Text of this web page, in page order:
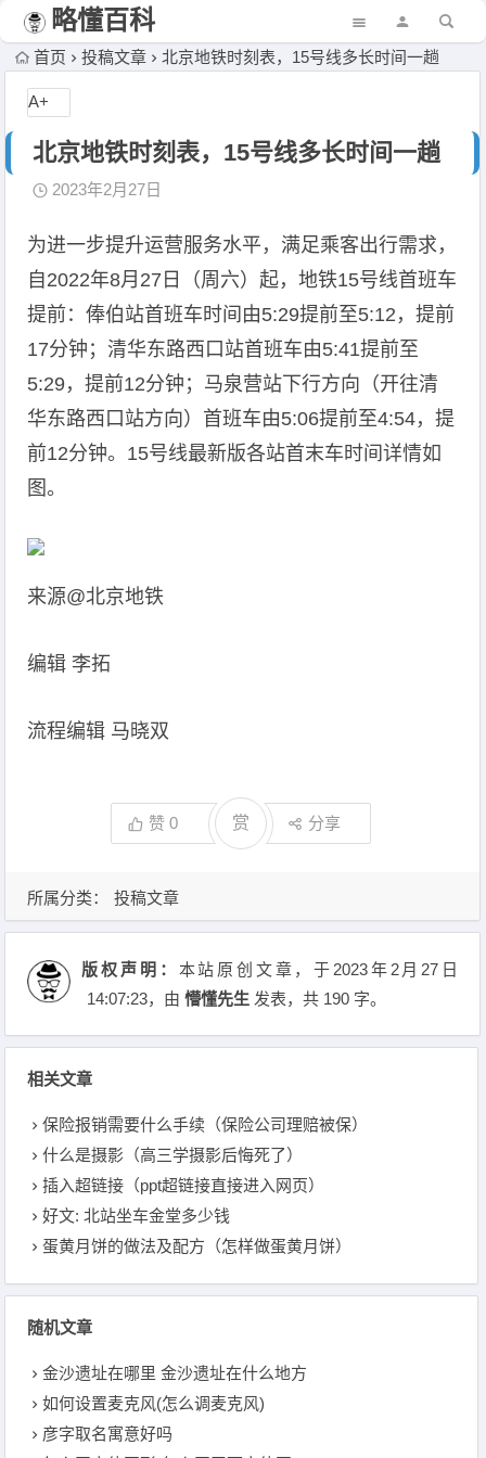
略懂百科
首页 投稿文章 北京地铁时刻表，15号线多长时间一趟
北京地铁时刻表，15号线多长时间一趟
2023年2月27日
为进一步提升运营服务水平，满足乘客出行需求，
自2022年8月27日（周六）起，地铁15号线首班车
提前：俸伯站首班车时间由5:29提前至5:12，提前
17分钟；清华东路西口站首班车由5:41提前至
5:29，提前12分钟；马泉营站下行方向（开往清
华东路西口站方向）首班车由5:06提前至4:54，提
前12分钟。15号线最新版各站首末车时间详情如
图。
来源@北京地铁
编辑 李拓
流程编辑 马晓双
赞0 赏 分享
A+
所属分类： 投稿文章
版权声明： 本站原创文章，于2023年2月27日
14:07:23，由懵懂先生 发表，共 190 字。
相关文章
保险报销需要什么手续（保险公司理赔被保）
什么是摄影（高三学摄影后悔死了）
插入超链接（ppt超链接直接进入网页）
好文: 北站坐车金堂多少钱
蛋黄月饼的做法及配方（怎样做蛋黄月饼）
随机文章
金沙遗址在哪里 金沙遗址在什么地方
如何设置麦克风(怎么调麦克风)
彦字取名寓意好吗